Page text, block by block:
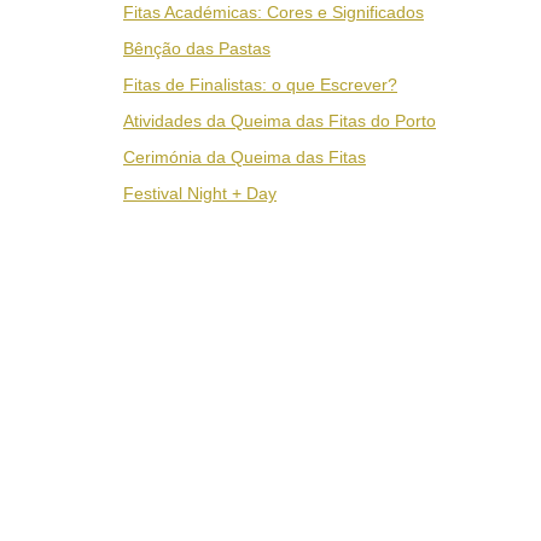
Fitas Académicas: Cores e Significados
Bênção das Pastas
Fitas de Finalistas: o que Escrever?
Atividades da Queima das Fitas do Porto
Cerimónia da Queima das Fitas
Festival Night + Day